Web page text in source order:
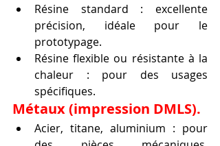
Résine standard : excellente
précision, idéale pour le
prototypage.
Résine flexible ou résistante à la
chaleur : pour des usages
spécifiques.
Métaux (impression DMLS).
Acier, titane, aluminium : pour